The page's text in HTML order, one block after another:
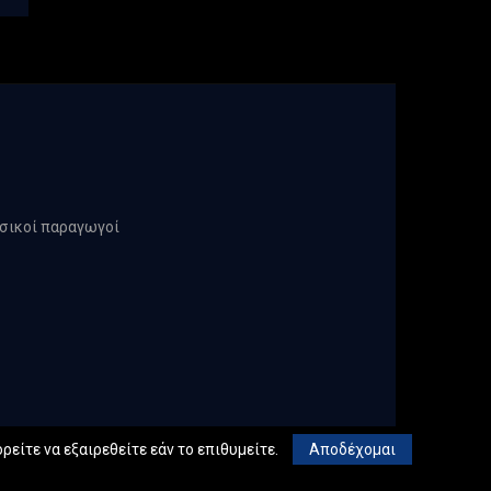
παραγωγοί
να εξαιρεθείτε εάν το επιθυμείτε. Αποδέχομαι